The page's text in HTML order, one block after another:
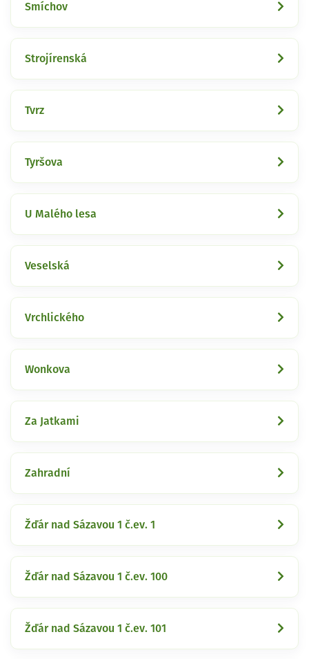
Smíchov
Strojírenská
Tvrz
Tyršova
U Malého lesa
Veselská
Vrchlického
Wonkova
Za Jatkami
Zahradní
Žďár nad Sázavou 1 č.ev. 1
Žďár nad Sázavou 1 č.ev. 100
Žďár nad Sázavou 1 č.ev. 101